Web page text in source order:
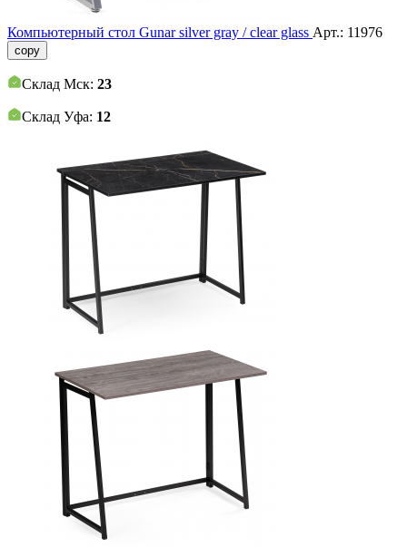
Компьютерный стол Gunar silver gray / clear glass Арт.: 11976
copy
Склад Мск: 23
Склад Уфа: 12